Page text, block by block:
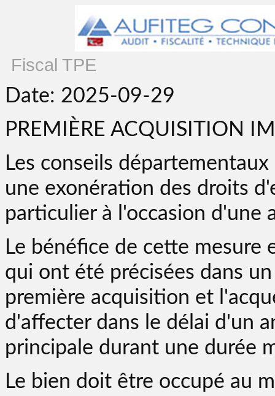
Fiscal TPE
Date: 2025-09-29
PREMIÈRE ACQUISITION
Les conseils
une exonération des droits
particulier à l'occasion d'une
Le bénéfice de cette mesure
qui ont été précisées dans
première acquisition et
d'affecter dans le délai d'un
principale durant une durée
Le bien doit être occupé au